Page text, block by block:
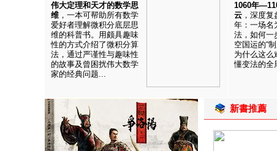
伟大定理和天才的数学思
维 ，一本可帮助所有数学
爱好者理解微积分底层思
维的科普书。用颇具趣味
性的方式介绍了微积分算
法，通过严谨性与趣味性
的故事及曾困扰伟大数学
家的经典问题...
1060年
云 ，深度
年：一场名
法，如何一
空国运的“
为什么这么
懂变法的全
新書推薦